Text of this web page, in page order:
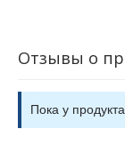
Создание
трафика,
Отзывы о
Пока у